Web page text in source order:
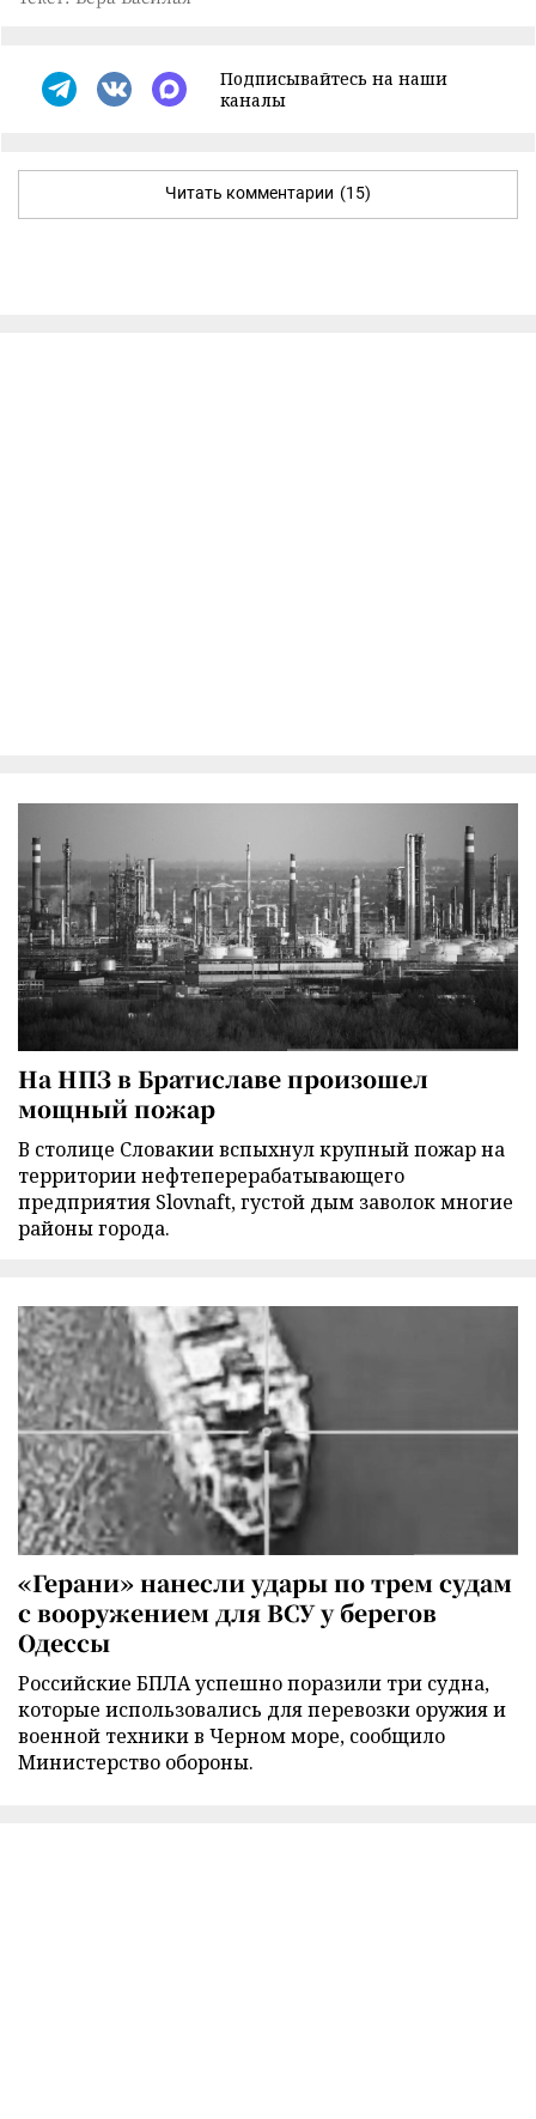
Подписывайтесь на наши
каналы
Читать комментарии (15)
На НПЗ в Братиславе произошел
мощный пожар
В столице Словакии вспыхнул крупный пожар на
территории нефтеперерабатывающего
предприятия Slovnaft, густой дым заволок многие
районы города.
«Герани» нанесли удары по трем судам
с вооружением для ВСУ у берегов
Одессы
Российские БПЛА успешно поразили три судна,
которые использовались для перевозки оружия и
военной техники в Черном море, сообщило
Министерство обороны.